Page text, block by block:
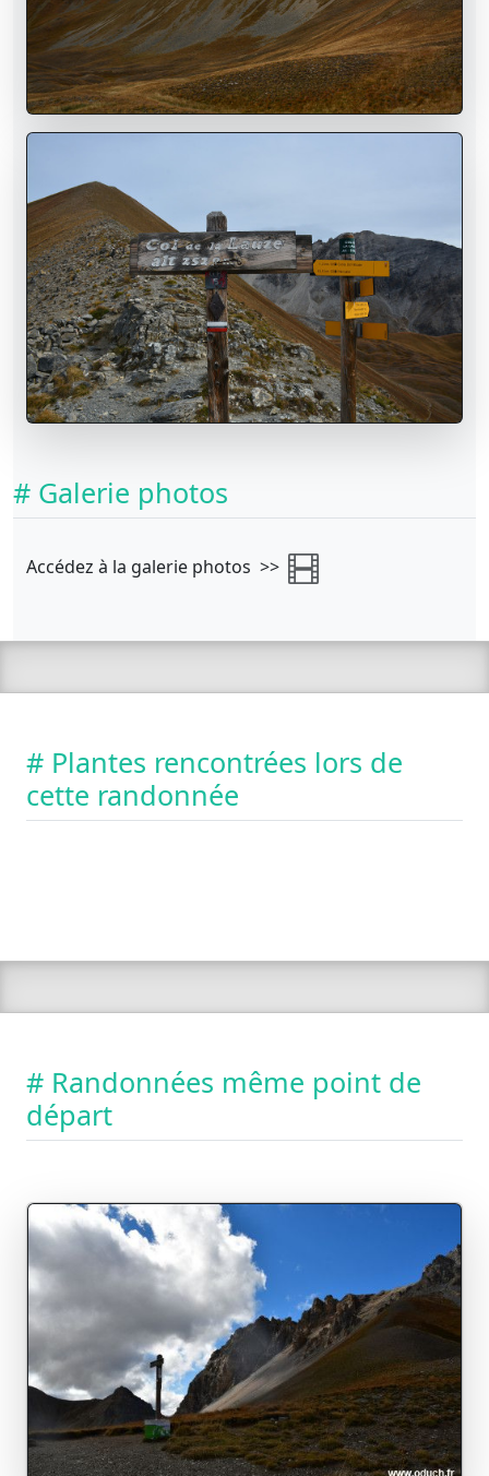
# Galerie photos
Accédez à la galerie photos >>
# Plantes rencontrées lors de
cette randonnée
# Randonnées même point de
départ